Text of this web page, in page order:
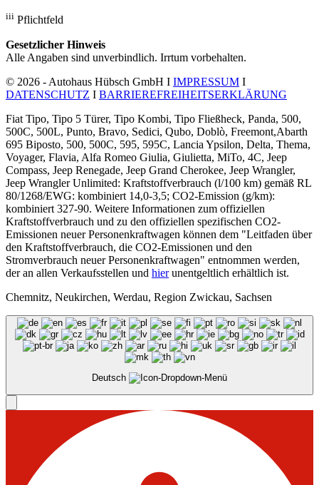
iii Pflichtfeld
Gesetzlicher Hinweis
Alle Angaben sind unverbindlich. Irrtum vorbehalten.
© 2026 - Autohaus Hübsch GmbH I IMPRESSUM I
DATENSCHUTZ I BARRIEREFREIHEITSERKLÄRUNG
Fiat Tipo, Tipo 5 Türer, Tipo Kombi, Tipo Fließheck, Panda, 500,
500C, 500L, Punto, Bravo, Sedici, Qubo, Doblò, Freemont,Abarth
695 Biposto, 500, 500C, 595, 595C, Lancia Ypsilon, Delta, Thema,
Voyager, Flavia, Alfa Romeo Giulia, Giulietta, MiTo, 4C, Jeep
Compass, Jeep Renegade, Jeep Grand Cherokee, Jeep Wrangler,
Jeep Wrangler Unlimited: Kraftstoffverbrauch (l/100 km) gemäß RL
80/1268/EWG: kombiniert 14,0-3,5; CO2-Emission (g/km):
kombiniert 327-90. Weitere Informationen zum offiziellen
Kraftstoffverbrauch und zu den offiziellen spezifischen CO2-
Emissionen neuer Personenkraftwagen können dem "Leitfaden über
den Kraftstoffverbrauch, die CO2-Emissionen und den
Stromverbrauch neuer Personenkraftwagen" entnommen werden,
der an allen Verkaufsstellen und hierunentgeltlich erhältlich ist.
Chemnitz, Neukirchen, Werdau, Region Zwickau, Sachsen
Deutsch